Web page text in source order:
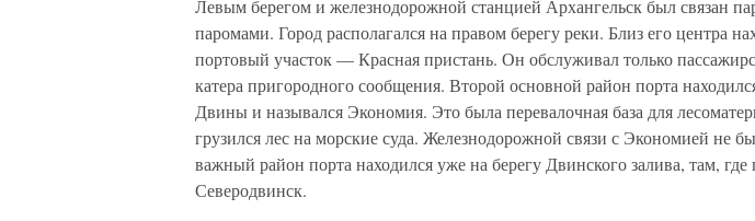
Левым берегом и железнодорожной станцией Архангельск был связан
паромами. Город располагался на правом берегу реки. Близ его центра
портовый участок — Красная пристань. Он обслуживал только
катера пригородного сообщения. Второй основной район порта
Двины и назывался Экономия. Это была перевалочная база для
грузился лес на морские суда. Железнодорожной связи с Экономией не
важный район порта находился уже на берегу Двинского залива, там, где
Северодвинск.